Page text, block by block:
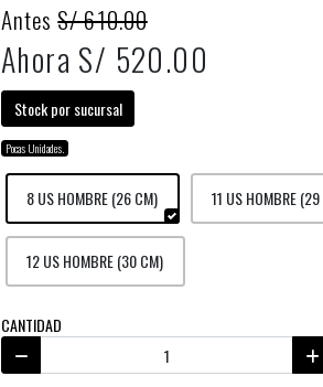
AntesS/ 610.00
Ahora S/ 520.00
Stock por sucursal
Pocas Unidades.
8 US HOMBRE (26 CM) 11 US HOMBRE
12 US HOMBRE (30 CM)
CANTIDAD